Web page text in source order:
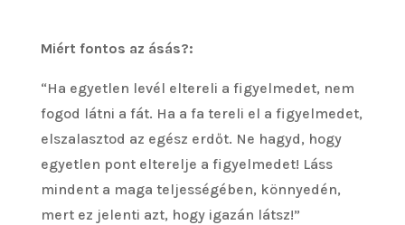
Miért fontos az ásás?:
“Ha egyetlen levél eltereli a figyelmedet, nem
fogod látni a fát. Ha a fa tereli el a figyelmedet,
elszalasztod az egész erdőt. Ne hagyd, hogy
egyetlen pont elterelje a figyelmedet! Láss
mindent a maga teljességében, könnyedén,
mert ez jelenti azt, hogy igazán látsz!”